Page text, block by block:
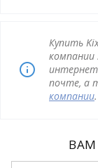
Купить
компании
интернет
почте, а
компании.